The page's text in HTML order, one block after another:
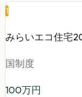
1
みらいエコ住宅
国制度
100万円